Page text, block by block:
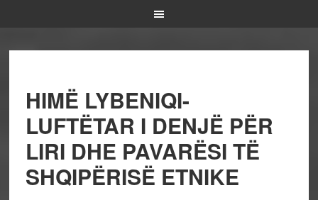
HIMË LYBENIQI-
LUFTËTAR I DENJË PËR
LIRI DHE PAVARËSI TË
SHQIPËRISË ETNIKE